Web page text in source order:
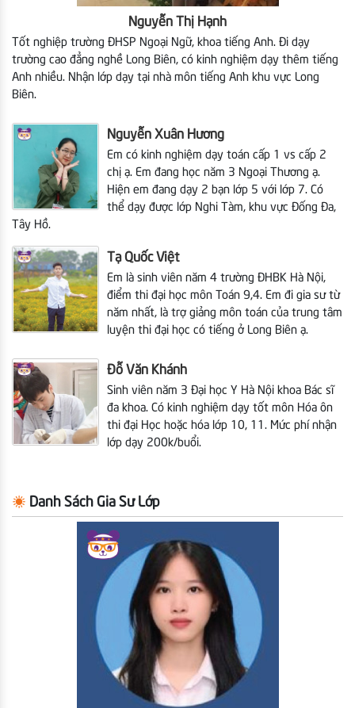
Nguyễn Thị Hạnh
Tốt nghiệp trường ĐHSP Ngoại Ngữ, khoa tiếng Anh. Đi dạy
trường cao đẳng nghề Long Biên, có kinh nghiệm dạy thêm tiếng
Anh nhiều. Nhận lớp dạy tại nhà môn tiếng Anh khu vực Long
Biên.
Nguyễn Xuân Hương
Em có kinh nghiệm dạy toán cấp 1 vs cấp 2
chị ạ. Em đang học năm 3 Ngoại Thương ạ.
Hiện em đang dạy 2 bạn lớp 5 với lớp 7. Có
thể dạy được lớp Nghi Tàm, khu vực Đống Đa,
Tây Hồ.
Tạ Quốc Việt
Em là sinh viên năm 4 trường ĐHBK Hà Nội,
điểm thi đại học môn Toán 9,4. Em đi gia sư từ
năm nhất, là trợ giảng môn toán của trung tâm
luyện thi đại học có tiếng ở Long Biên ạ.
Đỗ Văn Khánh
Sinh viên năm 3 Đại học Y Hà Nội khoa Bác sĩ
đa khoa. Có kinh nghiệm dạy tốt môn Hóa ôn
thi đại Học hoặc hóa lớp 10, 11. Mức phí nhận
lớp dạy 200k/buổi.
Danh Sách Gia Sư Lớp